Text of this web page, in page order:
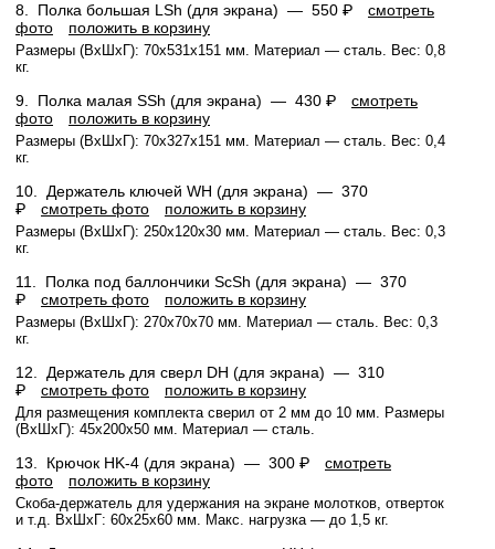
8. Полка большая LSh (для экрана) — 550 ₽
смотреть
фото
положить в корзину
Размеры (ВхШхГ): 70x531x151 мм. Материал — сталь. Вес: 0,8
кг.
9. Полка малая SSh (для экрана) — 430 ₽
смотреть
фото
положить в корзину
Размеры (ВхШхГ): 70x327x151 мм. Материал — сталь. Вес: 0,4
кг.
10. Держатель ключей WH (для экрана) — 370
₽
смотреть фото положить в корзину
Размеры (ВхШхГ): 250x120x30 мм. Материал — сталь. Вес: 0,3
кг.
11. Полка под баллончики ScSh (для экрана) — 370
₽
смотреть фото положить в корзину
Размеры (ВхШхГ): 270х70х70 мм. Материал — сталь. Вес: 0,3
кг.
12. Держатель для сверл DH (для экрана) — 310
₽
смотреть фото положить в корзину
Для размещения комплекта сверил от 2 мм до 10 мм. Размеры
(ВхШхГ): 45x200x50 мм. Материал — сталь.
13. Крючок HK-4 (для экрана) — 300 ₽
смотреть
фото
положить в корзину
Скоба-держатель для удержания на экране молотков, отверток
и т.д. ВхШхГ: 60x25x60 мм. Макс. нагрузка — до 1,5 кг.